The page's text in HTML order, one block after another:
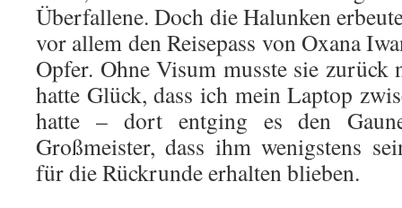
Überfallene. Doch die Halunken
vor allem den Reisepass von Oxana
Opfer. Ohne Visum musste sie
hatte Glück, dass ich mein Laptop
hatte – dort entging es den
Großmeister, dass ihm wenigstens
für die Rückrunde erhalten blieben.